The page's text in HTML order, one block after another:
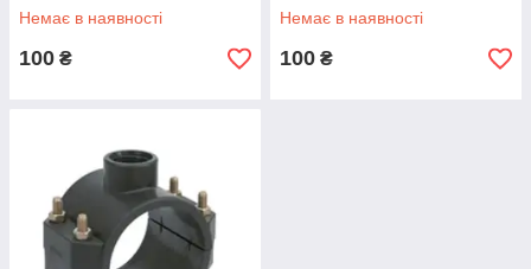
Немає в наявності
100 ₴
Немає в наявності
100 ₴